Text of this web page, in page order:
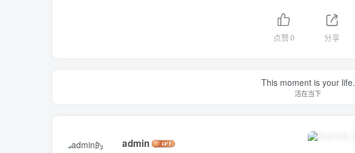
点赞0 分享
This moment is your life.
活在当下
admin